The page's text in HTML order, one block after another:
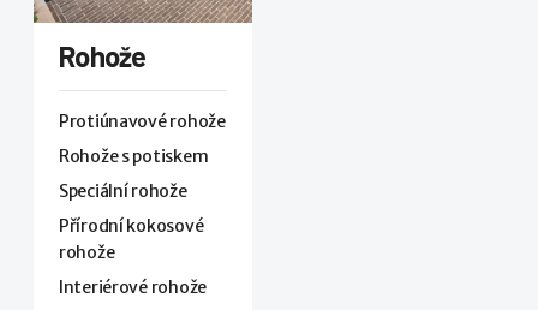
Rohože
Protiúnavové rohože
Rohože s potiskem
Speciální rohože
Přírodní kokosové
rohože
Interiérové rohože